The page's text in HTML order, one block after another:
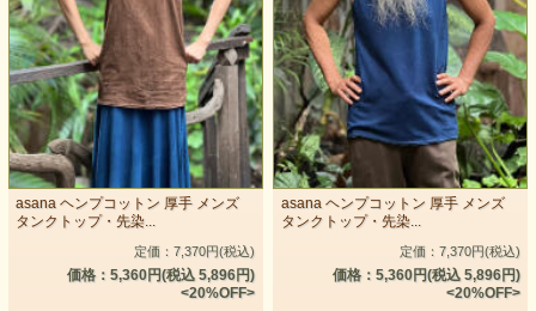
asana ヘンプコットン 厚手 メンズ
タンクトップ・先染...
定価：7,370円(税込)
価格：5,360円(税込 5,896円)
<20%OFF>
asana ヘンプコットン 厚手 メンズ
タンクトップ・先染...
定価：7,370円(税込)
価格：5,360円(税込 5,896円)
<20%OFF>